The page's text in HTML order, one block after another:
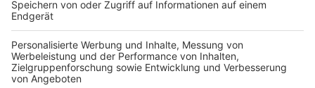
TOP-VEREINE